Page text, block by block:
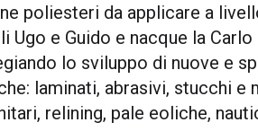
poliesteri da applicare a
e Guido e nacque la
lo sviluppo di nuove e
laminati, abrasivi, stucchi
relining, pale eoliche,